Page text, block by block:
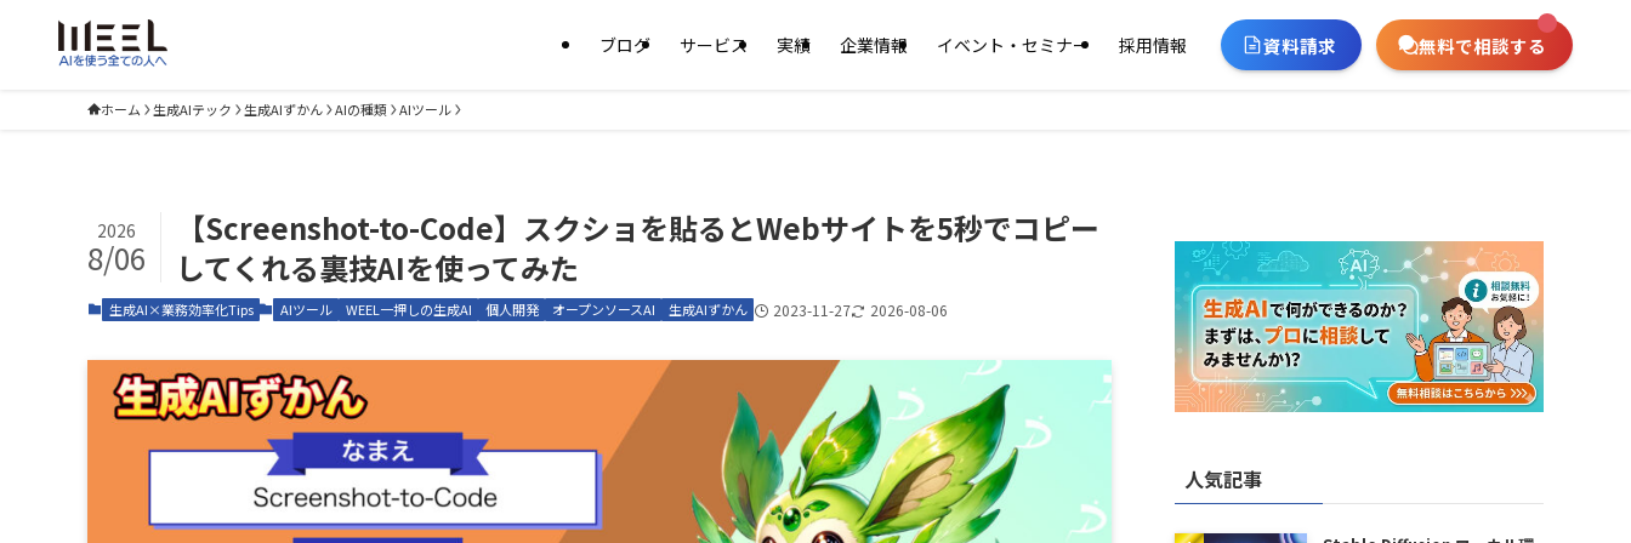
ブログ サービス 実績 企業情報 イベント・セミナー 採用情報 資料請求 無料で相談する
ホーム 生成AIテック 生成AIずかん AIの種類 AIツール
【Screenshot-to-Code】スクショを貼るとWebサイトを5秒でコピー
してくれる裏技AIを使ってみた
2026
8/06
生成AI×業務効率化Tips AIツール WEEL一押しの生成AI 個人開発 オープンソースAI 生成AIずかん 2023-11-27 2026-08-06
人気記事